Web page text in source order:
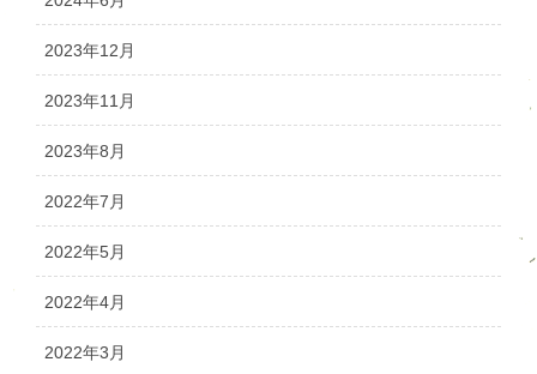
2023年12月
2023年11月
2023年8月
2022年7月
2022年5月
2022年4月
2022年3月